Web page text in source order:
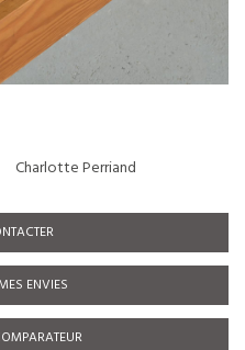
Charlotte Perriand
ENVIES